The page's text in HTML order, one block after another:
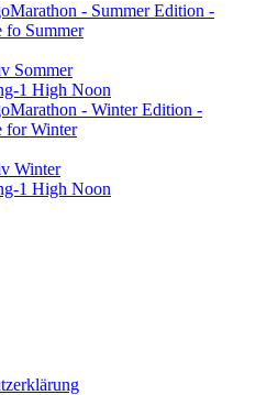
- Summer Edition -
fo Summer
Sommer
1 High Noon
- Winter Edition -
for Winter
Winter
1 High Noon